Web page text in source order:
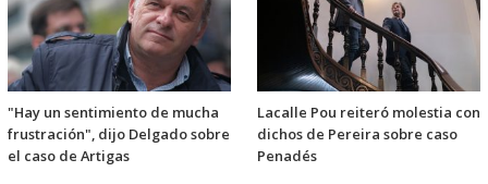
"Hay un sentimiento de mucha
frustración", dijo Delgado sobre
el caso de Artigas
Lacalle Pou reiteró molestia con
dichos de Pereira sobre caso
Penadés